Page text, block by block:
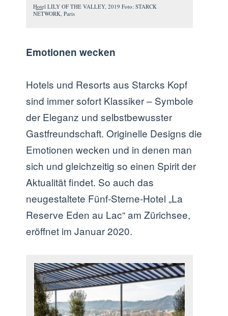
Hotel LILY OF THE VALLEY, 2019 Foto: STARCK
NETWORK, Paris
Emotionen wecken
Hotels und Resorts aus Starcks Kopf
sind immer sofort Klassiker – Symbole
der Eleganz und selbstbewusster
Gastfreundschaft. Originelle Designs die
Emotionen wecken und in denen man
sich und gleichzeitig so einen Spirit der
Aktualität findet. So auch das
neugestaltete Fünf-Sterne-Hotel „La
Reserve Eden au Lac“ am Zürichsee,
eröffnet im Januar 2020.